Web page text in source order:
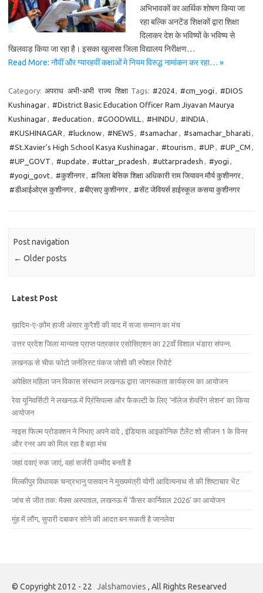
अभिभावकों का आर्थिक शोषण किया जा
रहा बल्कि अनटेंड शिक्षकों द्वारा शिक्षा
दिलाकर देश के भविष्यों के भविष्य से
खिलवाड़ किया जा रहा है। इसका खुलासा जिला विद्यालय निरीक्षण…
Read More: नौवीं और ग्यारहवीं कक्षाओं मे नियम विरुद्ध नामांकन कर रहा… »
Category: अपराध अभी-अभी राज्य शिक्षा Tags: #2024, #cm_yogi , #DIOS
Kushinagar, #District Basic Education Officer Ram Jiyavan Maurya
Kushinagar, #education , #GOODWILL , #HINDU , #INDIA ,
#KUSHINAGAR , #lucknow, #NEWS , #samachar, #samachar_bharati ,
#St.Xavier's High School Kasya Kushinagar, #tourism , #UP , #UP_CM ,
#UP_GOVT , #update , #uttar_pradesh , #uttarpradesh , #yogi ,
#yogi_govt, #कुशीनगर, #जिला बेसिक शिक्षा अधिकारी राम जियावन मौर्य कुशीनगर,
#डीआईओएस कुशीनगर, #बीएसए कुशीनगर, #सेंट जेवियर्स हाईस्कूल कसया कुशीनगर
Post navigation
← Older posts
Latest Post
ख़ादिम-ए-क़ौम हाजी अंसार कुरैशी की याद में सजा सम्मान का मंच
उत्तर प्रदेश जिला मान्यता प्राप्त पत्रकार एसोसिएशन का 22वाँ विशाल भंडारा संपन्न.
लखनऊ से चीफ फोटो जर्नलिस्ट पंकज जोशी की स्पेशल रिपोर्ट
अपेक्षित महिला जन विकास संस्थान लखनऊ द्वारा जागरूकता कार्यक्रम का आयोजन
रेवा यूनिवर्सिटी ने लखनऊ में प्रिंसिपल्स और फैकल्टी के लिए ‘नॉलेज शेयरिंग सेशन’ का किया
आयोजन
नाइस फिल्म प्रोडक्शन ने निभाए अपने वादे , इंडियास आइकोनिक टैलेंट शो सीजन 1 के विनर
और रनर अप को मिल रहा है बड़ा मंच
जहां दवाएं रुक जाएं, वहां सर्जरी उम्मीद बनती है
मिल्कीपुर विधायक चन्द्रभानु पासवान ने मुख्यमंत्री योगी आदित्यनाथ से की शिष्टाचार भेंट
जांच से जीत तक: मैक्स अस्पताल, लखनऊ में ‘कैंसर कार्निवाल 2026’ का आयोजन
मुंह में लौंग, सुपारी दबाकर सोने की आदत बन सकती है जानलेवा
© Copyright 2012 - 22 Jalshamovies , All Rights Researved